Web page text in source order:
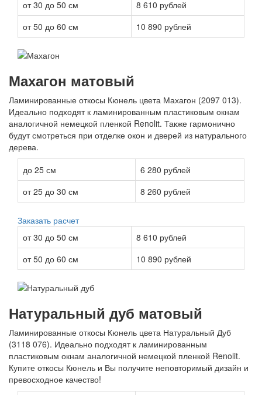
от 30 до 50 см
8 610 рублей
от 50 до 60 см
10 890 рублей
Махагон матовый
Ламинированные откосы Кюнель цвета Махагон (2097 013).
Идеально подходят к ламинированным пластиковым окнам
аналогичной немецкой пленкой Renolit. Также гармонично
будут смотреться при отделке окон и дверей из натурального
дерева.
до 25 см
6 280 рублей
от 25 до 30 см
8 260 рублей
Заказать расчет
от 30 до 50 см
8 610 рублей
от 50 до 60 см
10 890 рублей
Натуральный дуб матовый
Ламинированные откосы Кюнель цвета Натуральный Дуб
(3118 076). Идеально подходят к ламинированным
пластиковым окнам аналогичной немецкой пленкой Renolit.
Купите откосы Кюнель и Вы получите неповторимый дизайн и
превосходное качество!